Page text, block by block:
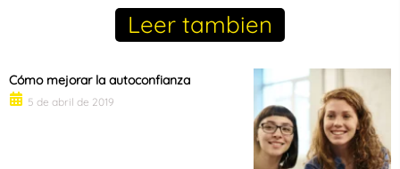
Leer tambien
Cómo mejorar la autoconfianza
5 de abril de 2019